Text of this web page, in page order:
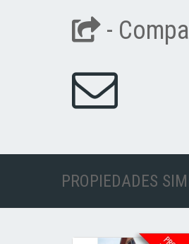
-
PROPIEDADES